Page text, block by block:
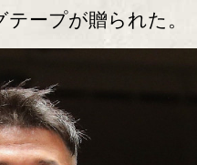
ープが贈られた。